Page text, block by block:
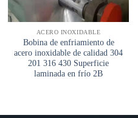
ACERO INOXIDABLE
Bobina de enfriamiento de
acero inoxidable de calidad 304
201 316 430 Superficie
laminada en frío 2B